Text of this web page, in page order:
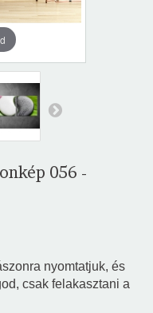
056 -
nyomtatjuk, és
csak felakasztani a